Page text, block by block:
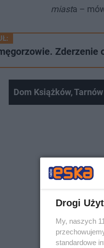
miasta –
Dom Książków, Tarnów
Drogi
My, naszych
standardowe